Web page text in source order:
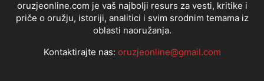
oruzjeonline.com je vaš najbolji resurs za vesti, kritike i
priče o oružju, istoriji, analitici i svim srodnim temama iz
oblasti naoružanja.
Kontaktirajte nas: oruzjeonline@gmail.com